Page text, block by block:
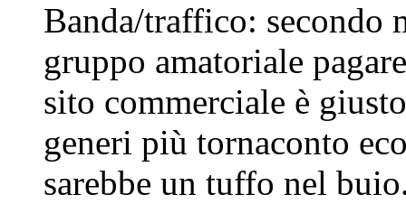
Banda/traffico: secondo
gruppo amatoriale
sito commerciale è
generi più tornaconto
sarebbe un tuffo nel